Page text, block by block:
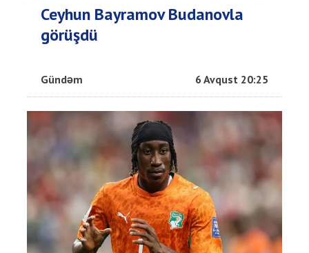
Ceyhun Bayramov Budanovla
görüşdü
Gündəm 6 Avqust 20:25